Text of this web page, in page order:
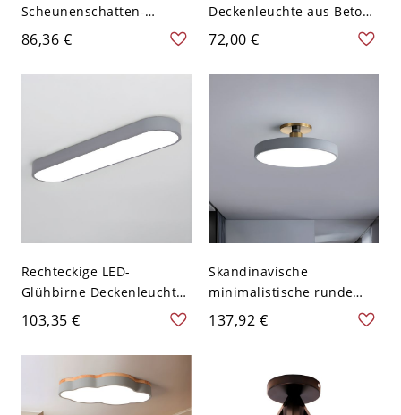
Scheunenschatten-
Deckenbeleuchtung Ein
Kopf Metallisch Graues
Halbflächenlicht für
86,36 €
Deckenleuchte aus Beton
in Zylinderform zum
bündigen Einbau für den
Flur - 10,16 cm Grau 110V-
72,00 €
Rechteckige LED-
Glühbirne Deckenleuchte
im modernen Stil mit
weißem Schirm - Grau
110V-120V 35,56 cm
Weißlicht
103,35 €
Skandinavische
minimalistische runde
Deckenleuchte mit
goldenen Akzenten - Grau
137,92 €